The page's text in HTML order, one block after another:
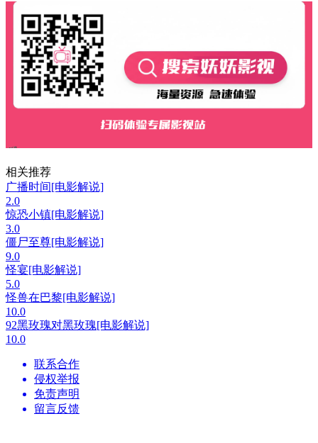
相关推荐
广播时间[电影解说]
2.0
惊恐小镇[电影解说]
3.0
僵尸至尊[电影解说]
9.0
怪宴[电影解说]
5.0
怪兽在巴黎[电影解说]
10.0
92黑玫瑰对黑玫瑰[电影解说]
10.0
联系合作
侵权举报
免责声明
留言反馈